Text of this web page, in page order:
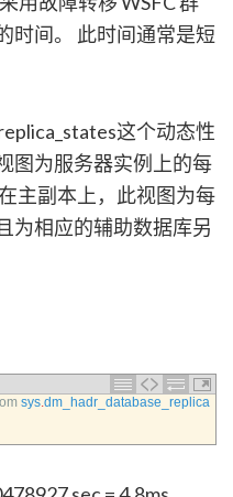
时间。 此时间通常是短
这个动态性
图为服务器实例上的每
主副本上，此视图为每
为相应的辅助数据库另
sys.dm_hadr_database_replica